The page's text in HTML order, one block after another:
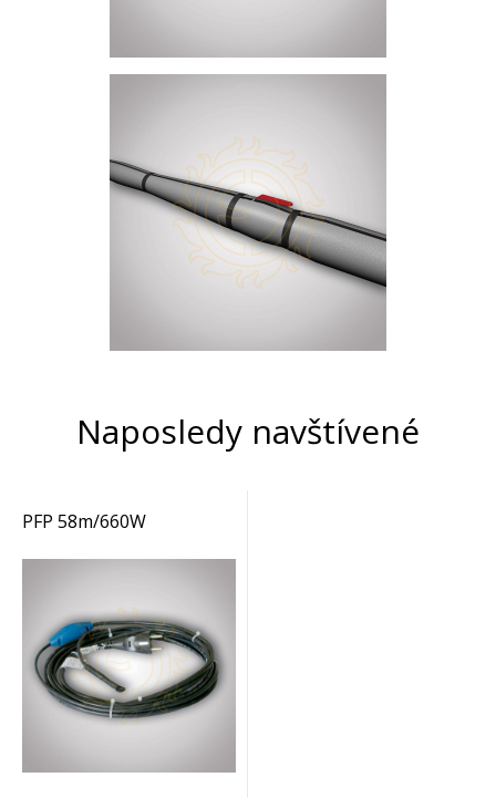
Naposledy navštívené
PFP 58m/660W